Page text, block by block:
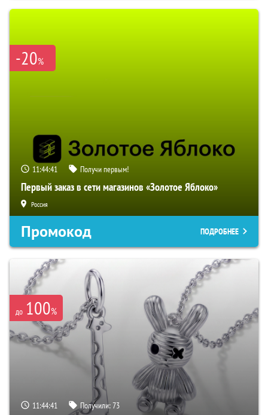
-20%
11:44:40 Получи первым!
Первый заказ в сети магазинов «Золотое Яблоко»
Россия
Промокод ПОДРОБНЕЕ
до 100%
11:44:40 Получили:73